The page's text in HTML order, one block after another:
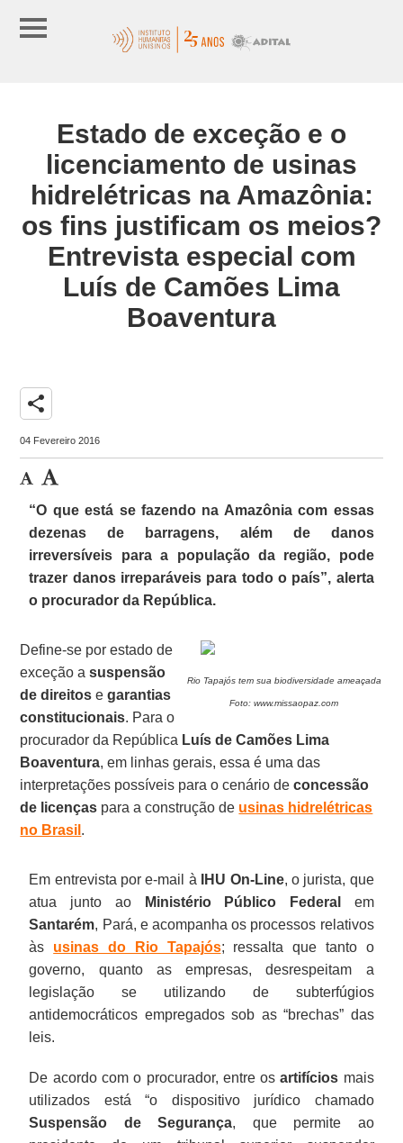
Estado de exceção e o
licenciamento de usinas
hidrelétricas na Amazônia:
os fins justificam os meios?
Entrevista especial com
Luís de Camões Lima
Boaventura
share
04 Fevereiro 2016
“O que está se fazendo na Amazônia com essas
dezenas de barragens, além de danos
irreversíveis para a população da região, pode
trazer danos irreparáveis para todo o país”, alerta
o procurador da República.
Rio Tapajós tem sua biodiversidade ameaçada
Foto: www.missaopaz.com
Define-se por estado de
exceção asuspensão
de direitos egarantias
constitucionais. Para o
procurador da República Luís de Camões Lima
Boaventura, em linhas gerais, essa é uma das
interpretações possíveis para o cenário deconcessão
de licenças para a construção de usinas hidrelétricas
no Brasil .
Em entrevista por e-mail à IHU On-Line, o jurista, que
atua junto ao
Ministério Público Federal
em
Santarém, Pará, e acompanha os processos relativos
às usinas do Rio Tapajós; ressalta que tanto o
governo, quanto as empresas, desrespeitam a
legislação se utilizando de subterfúgios
antidemocráticos empregados sob as “brechas” das
leis.
De acordo com o procurador, entre osartifícios mais
utilizados está “o dispositivo jurídico chamado
Suspensão de Segurança, que permite ao